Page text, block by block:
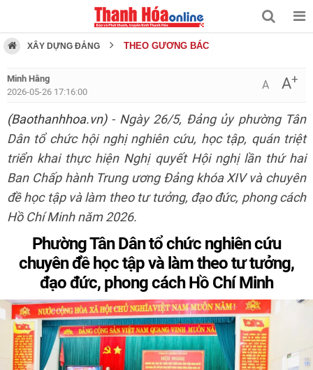
XÂY DỰNG ĐẢNG THEO GƯƠNG BÁC
Minh Hằng
2026-05-26 17:16:00
A A+
(Baothanhhoa.vn)- Ngày 26/5, Đảng ủy phường Tân
Dân tổ chức hội nghị nghiên cứu, học tập, quán triệt
triển khai thực hiện Nghị quyết Hội nghị lần thứ hai
Ban Chấp hành Trung ương Đảng khóa XIV và chuyên
đề học tập và làm theo tư tưởng, đạo đức, phong cách
Hồ Chí Minh năm 2026.
Phường Tân Dân tổ chức nghiên cứu
chuyên đề học tập và làm theo tư tưởng,
đạo đức, phong cách Hồ Chí Minh